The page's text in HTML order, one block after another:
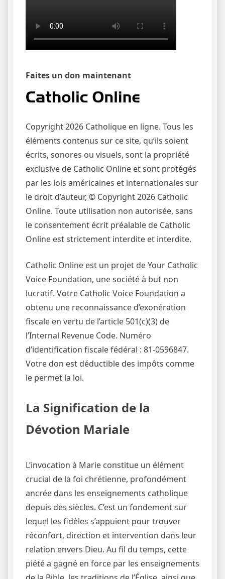
Faites un don maintenant
Copyright 2026 Catholique en ligne. Tous les
éléments contenus sur ce site, qu’ils soient
écrits, sonores ou visuels, sont la propriété
exclusive de Catholic Online et sont protégés
par les lois américaines et internationales sur
le droit d’auteur, © Copyright 2026 Catholic
Online. Toute utilisation non autorisée, sans
le consentement écrit préalable de Catholic
Online est strictement interdite et interdite.
Catholic Online est un projet de Your Catholic
Voice Foundation, une société à but non
lucratif. Votre Catholic Voice Foundation a
obtenu une reconnaissance d’exonération
fiscale en vertu de l’article 501(c)(3) de
l’Internal Revenue Code. Numéro
d’identification fiscale fédéral : 81-0596847.
Votre don est déductible des impôts comme
le permet la loi.
La Signification de la
Dévotion Mariale
L’invocation à Marie constitue un élément
crucial de la foi chrétienne, profondément
ancrée dans les enseignements catholique
depuis des siècles. C’est un fondement sur
lequel les fidèles s’appuient pour trouver
réconfort, direction et intervention dans leur
relation envers Dieu. Au fil du temps, cette
piété a gagné en force par les enseignements